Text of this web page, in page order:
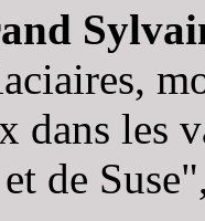
dans les
de